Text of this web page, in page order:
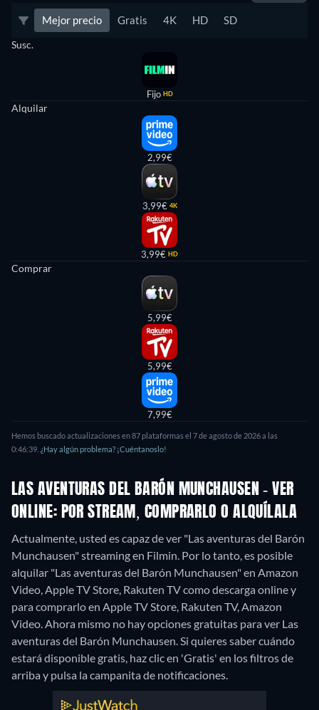
Mejor precio Gratis 4K HD SD
Susc.
Fijo HD
Alquilar
2,99€
3,99€ 4K
3,99€ HD
Comprar
5,99€
5,99€
7,99€
Hemos buscado actualizaciones en 87 plataformas el 7 de agosto de 2026 a las
0:46:39. ¿Hay algún problema? ¡Cuéntanoslo!
LAS AVENTURAS DEL BARÓN MUNCHAUSEN - VER
ONLINE: POR STREAM, COMPRARLO O ALQUÍLALA
Actualmente, usted es capaz de ver "Las aventuras del Barón
Munchausen" streaming en Filmin. Por lo tanto, es posible
alquilar "Las aventuras del Barón Munchausen" en Amazon
Video, Apple TV Store, Rakuten TV como descarga online y
para comprarlo en Apple TV Store, Rakuten TV, Amazon
Video.Ahora mismo no hay opciones gratuitas para ver Las
aventuras del Barón Munchausen. Si quieres saber cuándo
estará disponible gratis, haz clic en 'Gratis' en los filtros de
arriba y pulsa la campanita de notificaciones.